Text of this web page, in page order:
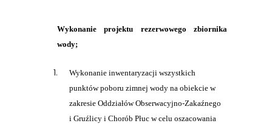
Wykonanie projektu rezerwowego zbiornika
wody;
Wykonanie inwentaryzacji wszystkich
punktów poboru zimnej wody na obiekcie w
zakresie Oddziałów Obserwacyjno-Zakaźnego
i Gruźlicy i Chorób Płuc w celu oszacowania